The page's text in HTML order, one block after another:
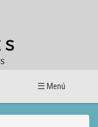
☰ Menú